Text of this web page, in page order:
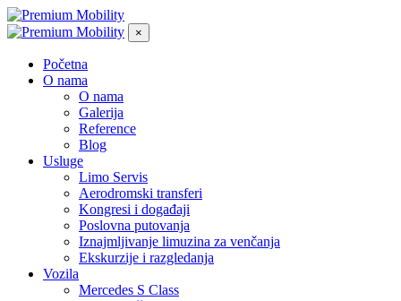
×
Početna
O nama
O nama
Galerija
Reference
Blog
Usluge
Limo Servis
Aerodromski transferi
Kongresi i događaji
Poslovna putovanja
Iznajmljivanje limuzina za venčanja
Ekskurzije i razgledanja
Vozila
Mercedes S Class